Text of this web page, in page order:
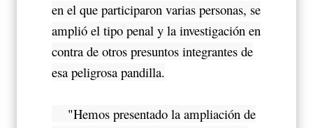
en el que participaron varias personas, se
amplió el tipo penal y la investigación en
contra de otros presuntos integrantes de
esa peligrosa pandilla.
"Hemos presentado la ampliación de